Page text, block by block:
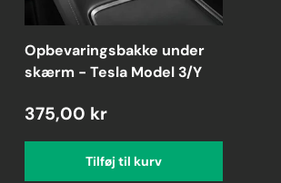
Opbevaringsbakke under
skærm - Tesla Model 3/Y
375,00 kr
Tilføj til kurv